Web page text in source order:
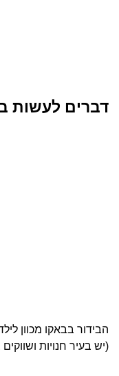
דברים לעשות
הבידור בבאקו מכוון
(יש בעיר חנויות ושווקים